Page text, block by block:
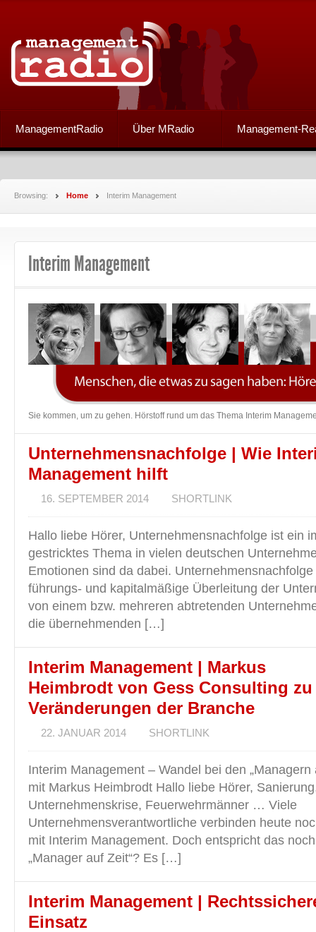
ManagementRadio Über MRadio Management-
Browsing: Home Interim Management
Interim Management
Sie kommen, um zu gehen. Hörstoff rund um das Thema Interim
Unternehmensnachfolge | Wie
Management hilft
16. SEPTEMBER 2014 SHORTLINK
Hallo liebe Hörer, Unternehmensnachfolge ist ein
gestricktes Thema in vielen deutschen
Emotionen sind da dabei.
führungs- und kapitalmäßige Überleitung der
von einem bzw. mehreren abtretenden
die übernehmenden […]
Interim Management | Markus
Heimbrodt von Gess Consulting zu
Veränderungen der Branche
22. JANUAR 2014 SHORTLINK
Interim Management – Wandel bei den „Managern
mit Markus Heimbrodt Hallo liebe Hörer,
Unternehmenskrise, Feuerwehrmänner … Viele
Unternehmensverantwortliche verbinden heute
mit Interim Management. Doch entspricht das
„Manager auf Zeit“? Es […]
Interim Management |
Einsatz